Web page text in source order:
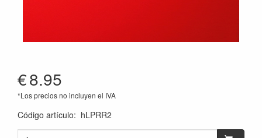
€8.95
*Los precios no incluyen el IVA
Código artículo: hLPRR2